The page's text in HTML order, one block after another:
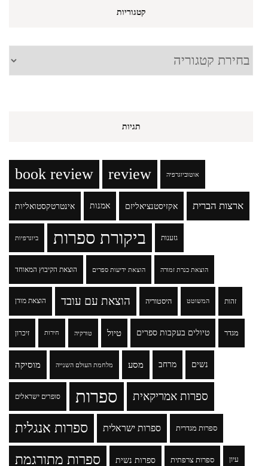
קטגוריות
קטגוריות
תגיות
book review review אוטוביוגרפיה
אינטרטקסטואליות אמנות אקזיסטנציאליזם ארצות הברית
ביוגרפיות ביקורת ספרות גזענות
הוצאת הקיבוץ המאוחד הוצאת ידיעות ספרים הוצאת כנרת זמורה
הוצאת מודן הוצאת עם עובד היסטוריה המשוטט זהות
זיכרון חירות טורקיה טיול טיולים בעקבות ספרים מגדר
מוסיקה מלחמת העולם השנייה מסע מרחב נשים
סופרים ישראלים ספרות ספרות אמריקאית
ספרות אנגלית ספרות ישראלית ספרות מגדרית
ספרות מתורגמת ספרות נשית ספרות צרפתית עיון